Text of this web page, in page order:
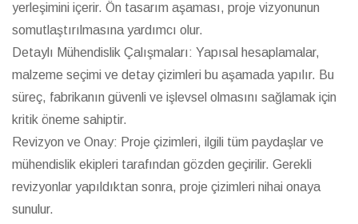
yerleşimini içerir. Ön tasarım aşaması, proje vizyonunun
somutlaştırılmasına yardımcı olur.
Detaylı Mühendislik Çalışmaları: Yapısal hesaplamalar,
malzeme seçimi ve detay çizimleri bu aşamada yapılır. Bu
süreç, fabrikanın güvenli ve işlevsel olmasını sağlamak için
kritik öneme sahiptir.
Revizyon ve Onay: Proje çizimleri, ilgili tüm paydaşlar ve
mühendislik ekipleri tarafından gözden geçirilir. Gerekli
revizyonlar yapıldıktan sonra, proje çizimleri nihai onaya
sunulur.